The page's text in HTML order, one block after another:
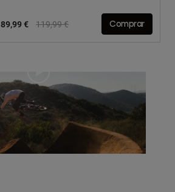
Price reduced from
119,99 €to
89,99 € Comprar